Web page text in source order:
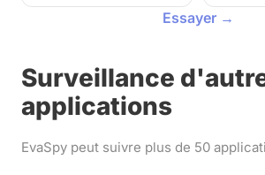
Essayer →
Surveillance
applications
EvaSpy peut suivre plus de 50